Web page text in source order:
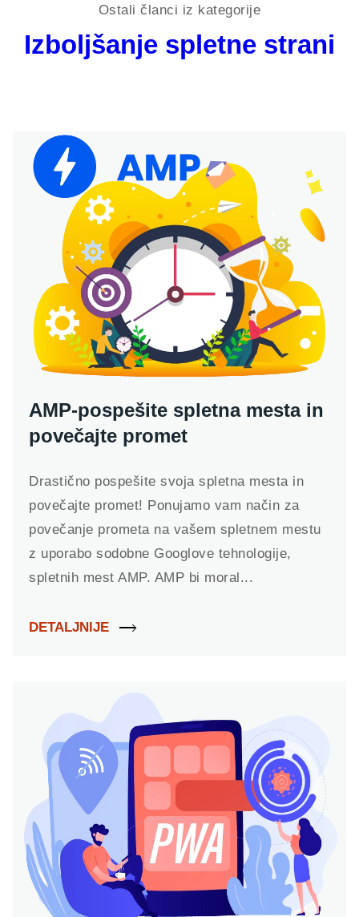
Ostali članci iz kategorije
Izboljšanje spletne strani
AMP-pospešite spletna mesta in
povečajte promet
Drastično pospešite svoja spletna mesta in
povečajte promet! Ponujamo vam način za
povečanje prometa na vašem spletnem mestu
z uporabo sodobne Googlove tehnologije,
spletnih mest AMP. AMP bi moral...
DETALJNIJE